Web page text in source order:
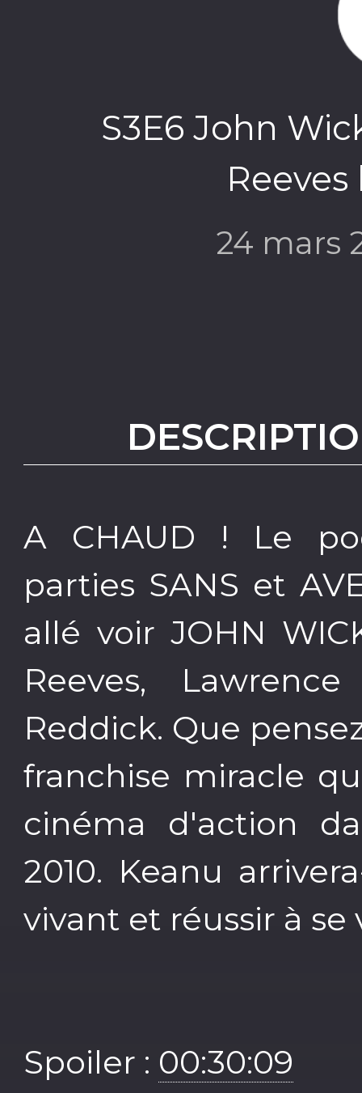
S3E6 John
24 mars
A CHAUD ! Le
parties SANS et
allé voir JOHN
Reeves,
Reddick. Que
franchise miracle
cinéma d'action
2010. Keanu
vivant et réussir à se
Spoiler : 00:30:09